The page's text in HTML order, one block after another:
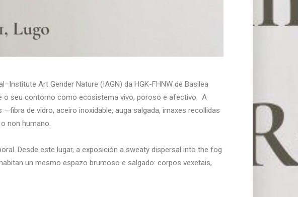
Art Gender Nature (IAGN) da HGK-FHNW de Basilea
o seu contorno como ecosistema vivo, poroso e afectivo. A
de vidro, aceiro inoxidable, auga salgada, imaxes recollidas
non humano.
Desde este lugar, a exposición a sweaty dispersal into the fog
un mesmo espazo brumoso e salgado: corpos vexetais,